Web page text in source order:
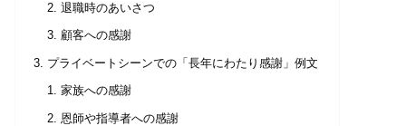
退職時のあいさつ
顧客への感謝
プライベートシーンでの「長年にわたり感謝」例文
家族への感謝
恩師や指導者への感謝